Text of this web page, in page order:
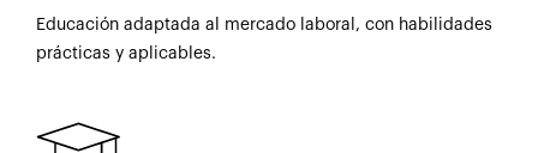
Educación adaptada al mercado laboral, con habilidades
prácticas y aplicables.